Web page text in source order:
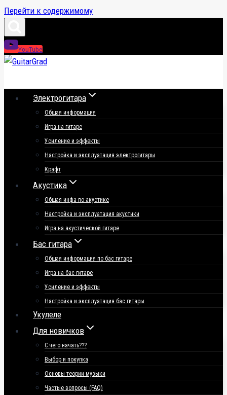
Перейти к содержимому
YouTube
Электрогитара
Общая информация
Игра на гитаре
Усиление и эффекты
Настройка и эксплуатация электрогитары
Крафт
Акустика
Общая инфа по акустике
Настройка и эксплуатация акустики
Игра на акустической гитаре
Бас гитара
Общая информация по бас гитаре
Игра на бас гитаре
Усиление и эффекты
Настройка и эксплуатация бас гитары
Укулеле
Для новичков
С чего начать???
Выбор и покупка
Основы теории музыки
Частые вопросы (FAQ)